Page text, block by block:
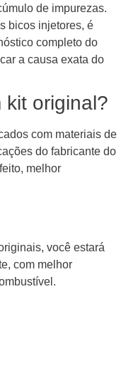
de impurezas.
bicos injetores, é
completo do
a causa exata do
kit original?
com materiais de
do fabricante do
melhor
você estará
com melhor